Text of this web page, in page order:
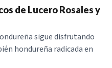
de Lucero Rosales y
sigue disfrutando
hondureña radicada en